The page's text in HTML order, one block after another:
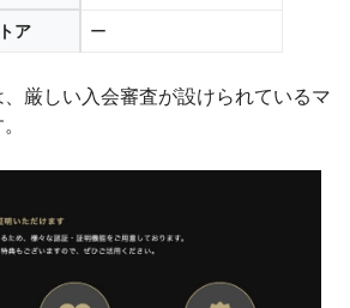
ア ー
、厳しい入会審査が設けられているマ